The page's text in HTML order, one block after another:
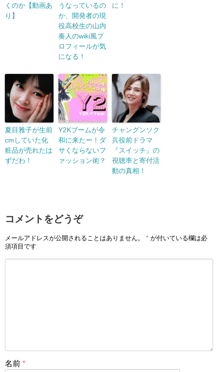
くのか【動画あ
り】
うなっているの
か、開発者の現
役高校生の山内
奏人のwiki風プ
ロフィールが気
になる！
に！
夏目雅子が生前
cmしていた化
粧品が売れたは
ずだわ！
Y2Kブームが令
和に来たー！ダ
サくならないフ
ァッション術？
チャングンソク
兵役前ドラマ
『スイッチ』の
視聴率と寄付活
動の真相！
コメントをどうぞ
メールアドレスが公開されることはありません。 * が付いている欄は必
須項目です
名前 *